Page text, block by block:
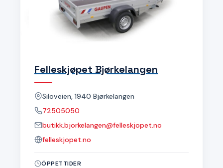
Felleskjøpet Bjørkelangen
Siloveien, 1940 Bjørkelangen
72505050
butikk.bjorkelangen@felleskjopet.no
felleskjopet.no
ÖPPETTIDER